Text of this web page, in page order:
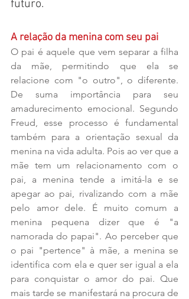
futuro.
A relação da menina com seu pai
O pai é aquele que vem separar a filha
da mãe, permitindo que ela se
relacione com "o outro", o diferente.
De suma importância para seu
amadurecimento emocional. Segundo
Freud, esse processo é fundamental
também para a orientação sexual da
menina na vida adulta. Pois ao ver que a
mãe tem um relacionamento com o
pai, a menina tende a imitá-la e se
apegar ao pai, rivalizando com a mãe
pelo amor dele. É muito comum a
menina pequena dizer que é "a
namorada do papai". Ao perceber que
o pai "pertence" à mãe, a menina se
identifica com ela e quer ser igual a ela
para conquistar o amor do pai. Que
mais tarde se manifestará na procura de